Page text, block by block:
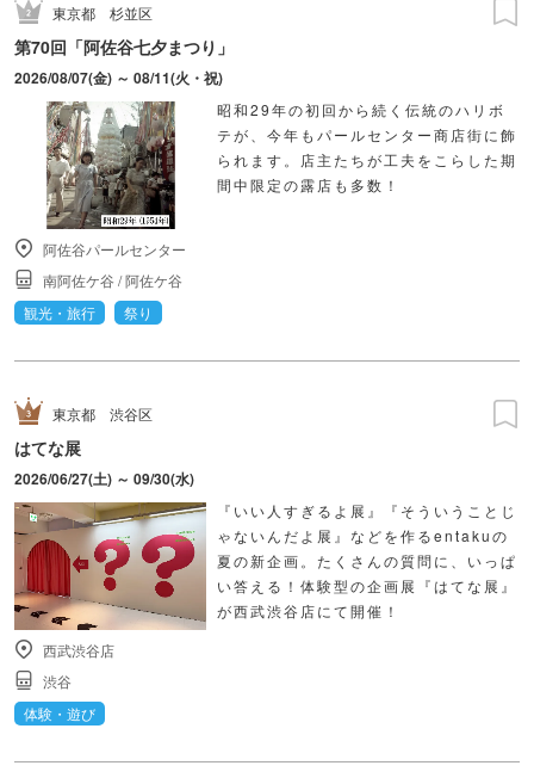
東京都 杉並区
第70回「阿佐谷七夕まつり」
2026/08/07(金) ～ 08/11(火・祝)
昭和29年の初回から続く伝統のハリボ
テが、今年もパールセンター商店街に飾
られます。店主たちが工夫をこらした期
間中限定の露店も多数！
阿佐谷パールセンター
南阿佐ケ谷 /阿佐ケ谷
観光・旅行
祭り
東京都 渋谷区
はてな展
2026/06/27(土) ～ 09/30(水)
『いい人すぎるよ展』『そういうことじ
ゃないんだよ展』などを作るentakuの
夏の新企画。たくさんの質問に、いっぱ
い答える！体験型の企画展『はてな展』
が西武渋谷店にて開催！
西武渋谷店
渋谷
体験・遊び